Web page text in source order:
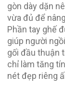
gòn dày dặn
vừa đủ để
Phần tay ghế
giúp người
gối đầu thuận
chỉ làm tăng
nét đẹp riêng